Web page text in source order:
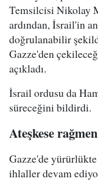
Temsilcisi Nikolay
ardından, İsrail'in
doğrulanabilir
Gazze'den
açıkladı.
İsrail ordusu da
süreceğini bildirdi.
Ateşkese
Gazze'de
ihlaller devam